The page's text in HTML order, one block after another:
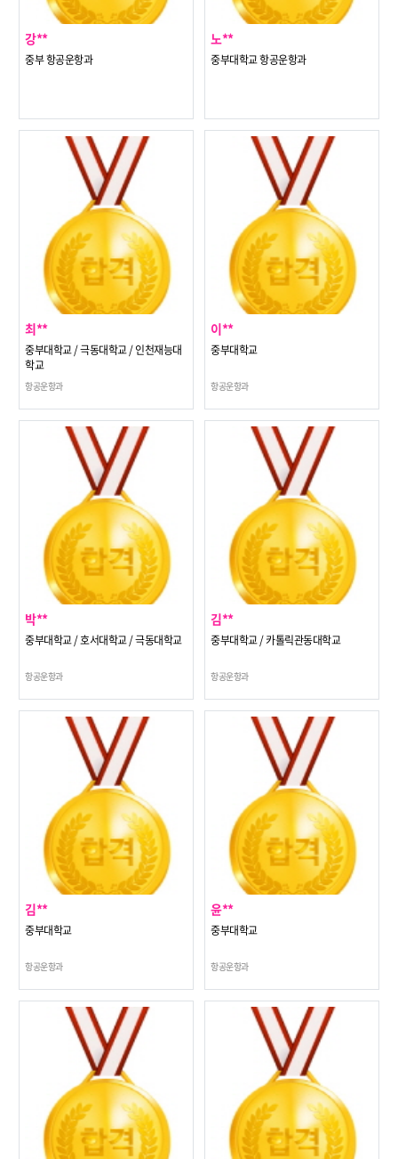
강**
중부 항공운항과
노**
중부대학교 항공운항과
최**
중부대학교 / 극동대학교 / 인천재능대
학교
항공운항과
이**
중부대학교
항공운항과
박**
중부대학교 / 호서대학교 / 극동대학교
항공운항과
김**
중부대학교 / 카톨릭관동대학교
항공운항과
김**
중부대학교
항공운항과
윤**
중부대학교
항공운항과